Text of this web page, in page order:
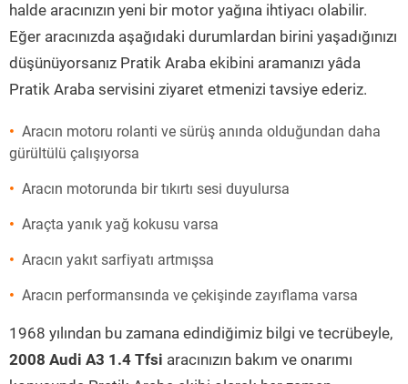
halde aracınızın yeni bir motor yağına ihtiyacı olabilir.
Eğer aracınızda aşağıdaki durumlardan birini yaşadığınızı
düşünüyorsanız Pratik Araba ekibini aramanızı yâda
Pratik Araba servisini ziyaret etmenizi tavsiye ederiz.
Aracın motoru rolanti ve sürüş anında olduğundan daha
gürültülü çalışıyorsa
Aracın motorunda bir tıkırtı sesi duyulursa
Araçta yanık yağ kokusu varsa
Aracın yakıt sarfiyatı artmışsa
Aracın performansında ve çekişinde zayıflama varsa
1968 yılından bu zamana edindiğimiz bilgi ve tecrübeyle,
2008 Audi A3 1.4 Tfsi aracınızın bakım ve onarımı